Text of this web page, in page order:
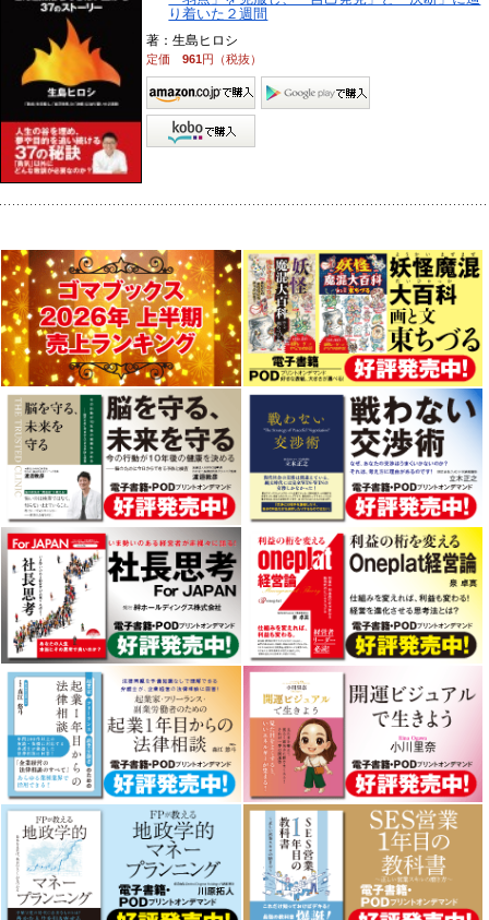
り着いた２週間
著：生島ヒロシ
定価961円（税抜）